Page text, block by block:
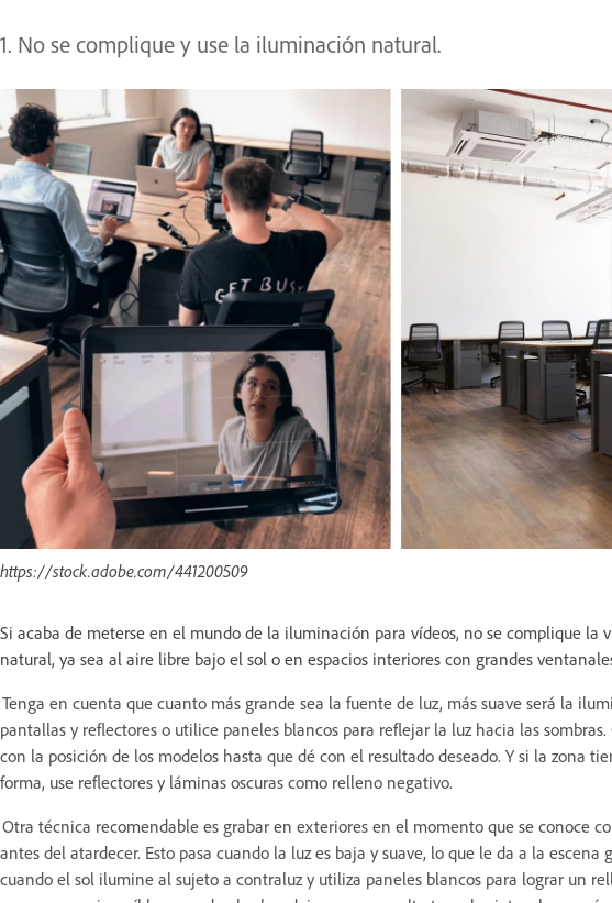
1. No se complique y use la iluminación natural.
https://stock.adobe.com/441200509
Si acaba de meterse en el mundo de la iluminación para vídeos, no se complique la
natural, ya sea al aire libre bajo el sol o en espacios interiores con grandes
Tenga en cuenta que cuanto más grande sea la fuente de luz, más suave será la
pantallas y reflectores o utilice paneles blancos para reflejar la luz hacia las
con la posición de los modelos hasta que dé con el resultado deseado. Y si la zona
forma, use reflectores y láminas oscuras como relleno negativo.
Otra técnica recomendable es grabar en exteriores en el momento que se conoce
antes del atardecer. Esto pasa cuando la luz es baja y suave, lo que le da a la
cuando el sol ilumine al sujeto a contraluz y utiliza paneles blancos para lograr un